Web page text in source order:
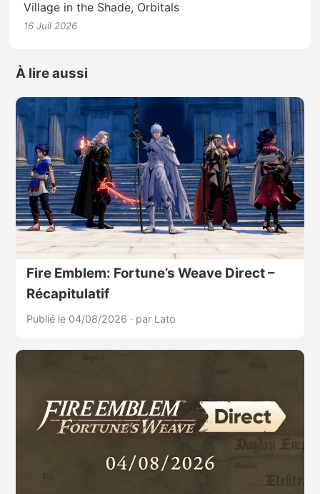
Village in the Shade, Orbitals
16 Juil 2026
À lire aussi
Fire Emblem: Fortune’s Weave Direct –
Récapitulatif
Publié le 04/08/2026 · par Lato